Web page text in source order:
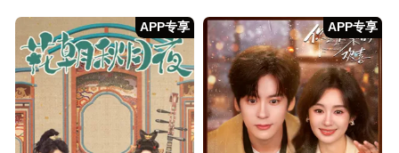
APP专享 APP专享